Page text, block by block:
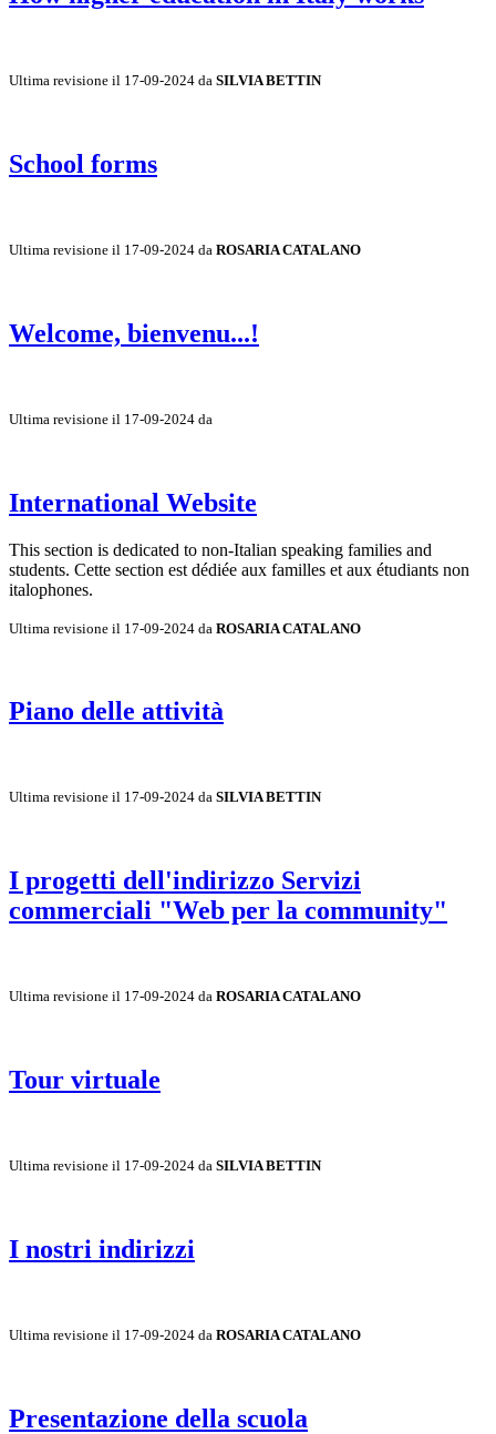
Ultima revisione il 17-09-2024 da SILVIA BETTIN
School forms
Ultima revisione il 17-09-2024 da ROSARIA CATALANO
Welcome, bienvenu...!
Ultima revisione il 17-09-2024 da
International Website
This section is dedicated to non-Italian speaking families and
students. Cette section est dédiée aux familles et aux étudiants non
italophones.
Ultima revisione il 17-09-2024 da ROSARIA CATALANO
Piano delle attività
Ultima revisione il 17-09-2024 da SILVIA BETTIN
I progetti dell'indirizzo Servizi
commerciali "Web per la community"
Ultima revisione il 17-09-2024 da ROSARIA CATALANO
Tour virtuale
Ultima revisione il 17-09-2024 da SILVIA BETTIN
I nostri indirizzi
Ultima revisione il 17-09-2024 da ROSARIA CATALANO
Presentazione della scuola